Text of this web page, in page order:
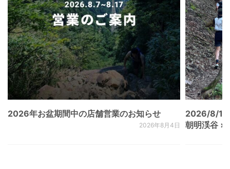
2026年お盆期間中の店舗営業のお知らせ
2026年8月4日
2026/8/
朝明渓谷 ×